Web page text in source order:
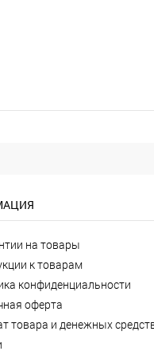
на товары
к товарам
конфиденциальности
оферта
товара и денежных